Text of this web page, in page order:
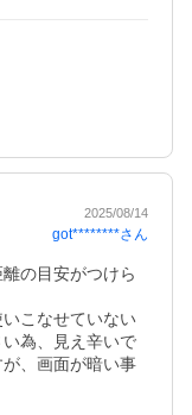
2025/08/14
got********さん
の目安がつけら
こなせていない
為、見え辛いで
、画面が暗い事